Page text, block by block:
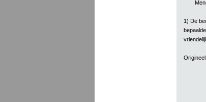
1) De